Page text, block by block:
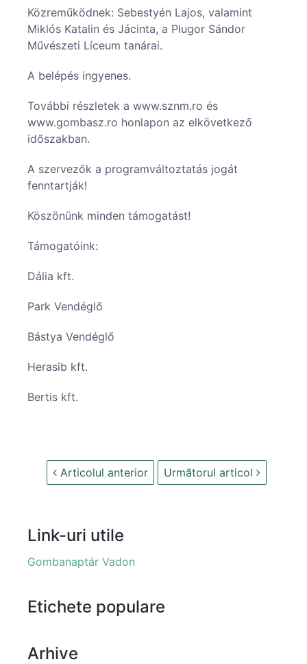
Közreműködnek: Sebestyén Lajos, valamint
Miklós Katalin és Jácinta, a Plugor Sándor
Művészeti Líceum tanárai.
A belépés ingyenes.
További részletek a www.sznm.ro és
www.gombasz.ro honlapon az elkövetkező
időszakban.
A szervezők a programváltoztatás jogát
fenntartják!
Köszönünk minden támogatást!
Támogatóink:
Dália kft.
Park Vendéglő
Bástya Vendéglő
Herasib kft.
Bertis kft.
Articolul anterior Următorul articol
Link-uri utile
Gombanaptár Vadon
Etichete populare
Arhive